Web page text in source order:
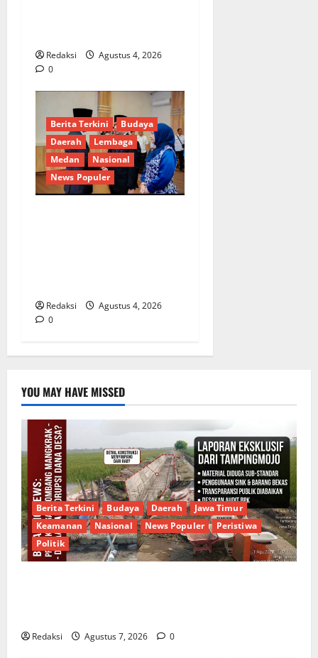
Redaksi
Agustus 4, 2026
0
Berita Terkini
Budaya
Daerah
Lembaga
Medan
Nasional
News Populer
Redaksi
Agustus 4, 2026
0
YOU MAY HAVE MISSED
Berita Terkini Budaya Daerah
Jawa Timur
Keamanan
Nasional News Populer
Peristiwa
Politik
Redaksi Agustus 7, 2026 0